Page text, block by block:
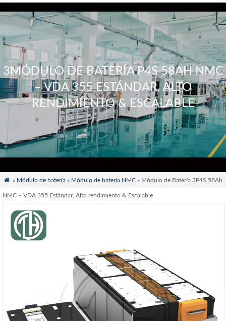
3MÓDULO DE BATERÍA P4S 58AH NMC
– VDA 355 ESTÁNDAR, ALTO
RENDIMIENTO & ESCALABLE
 » Módulo de batería» Módulo de batería NMC» Módulo de Batería 3P4S 58Ah
NMC – VDA 355 Estándar, Alto rendimiento & Escalable